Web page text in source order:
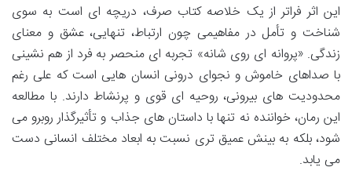
این اثر فراتر از یک خلاصه کتاب صرف، دریچه ای است به سوی
شناخت و تأمل در مفاهیمی چون ارتباط، تنهایی، عشق و معنای
زندگی. «پروانه ای روی شانه» تجربه ای منحصر به فرد از هم نشینی
با صداهای خاموش و نجوای درونی انسان هایی است که علی رغم
محدودیت های بیرونی، روحیه ای قوی و پرنشاط دارند. با مطالعه
این رمان، خواننده نه تنها با داستان های جذاب و تأثیرگذار روبرو می
شود، بلکه به بینش عمیق تری نسبت به ابعاد مختلف انسانی دست
می یابد.